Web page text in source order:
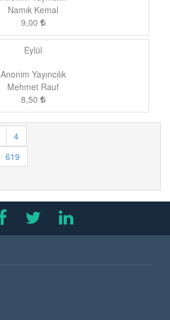
Namık Kemal
9,00
Eylül
Anonim Yayıncılık
Mehmet Rauf
8,50
4
619